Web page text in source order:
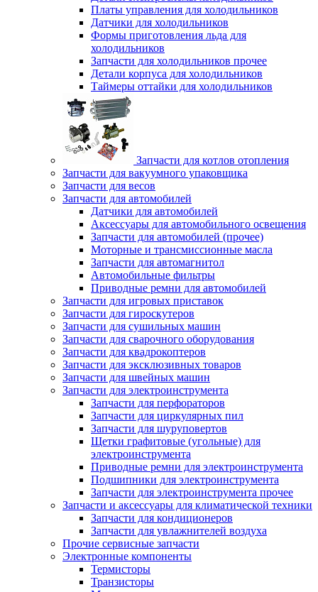
Платы управления для холодильников
Датчики для холодильников
Формы приготовления льда для
холодильников
Запчасти для холодильников прочее
Детали корпуса для холодильников
Таймеры оттайки для холодильников
Запчасти для котлов отопления
Запчасти для вакуумного упаковщика
Запчасти для весов
Запчасти для автомобилей
Датчики для автомобилей
Аксессуары для автомобильного освещения
Запчасти для автомобилей (прочее)
Моторные и трансмиссионные масла
Запчасти для автомагнитол
Автомобильные фильтры
Приводные ремни для автомобилей
Запчасти для игровых приставок
Запчасти для гироскутеров
Запчасти для сушильных машин
Запчасти для сварочного оборудования
Запчасти для квадрокоптеров
Запчасти для эксклюзивных товаров
Запчасти для швейных машин
Запчасти для электроинструмента
Запчасти для перфораторов
Запчасти для циркулярных пил
Запчасти для шуруповертов
Щетки графитовые (угольные) для
электроинструмента
Приводные ремни для электроинструмента
Подшипники для электроинструмента
Запчасти для электроинструмента прочее
Запчасти и аксессуары для климатической техники
Запчасти для кондиционеров
Запчасти для увлажнителей воздуха
Прочие сервисные запчасти
Электронные компоненты
Термисторы
Транзисторы